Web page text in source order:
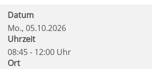
Datum
Mo., 05.10.2026
Uhrzeit
08:45 - 12:00 Uhr
Ort